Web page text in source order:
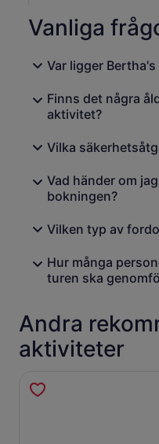
Vanliga
Var ligger Bertha's
Finns det några
aktivitet?
Vilka
Vad händer om
bokningen?
Vilken typ av
Hur många
turen ska
Andra
aktiviteter